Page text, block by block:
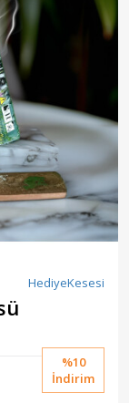
HediyeKesesi
%10
İndirim